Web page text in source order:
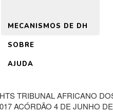
MECANISMOS DE DH
SOBRE
AJUDA
TRIBUNAL AFRICANO
ACÓRDÃO 4 DE JUNHO